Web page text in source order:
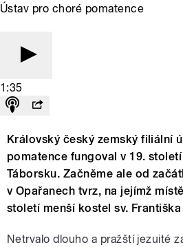
Ústav pro choré pomatence
1:35
Královský český zemský filiální
pomatence fungoval v 19.
Táborsku. Začněme ale od
v Opařanech tvrz, na jejímž
století menší kostel sv.
Netrvalo dlouho a pražští jezuité